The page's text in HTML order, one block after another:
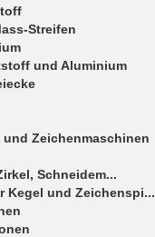
Streifen
und Aluminium
Zeichenmaschinen
Schneidem...
Kegel und Zeichenspi...